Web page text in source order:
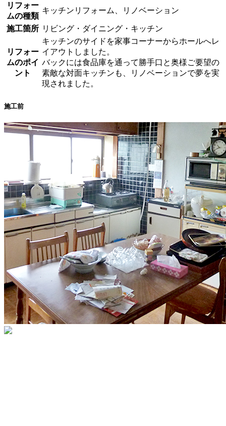
リフォー
ムの種類
キッチンリフォーム、リノベーション
施工箇所 リビング・ダイニング・キッチン
リフォー
ムのポイ
ント
キッチンのサイドを家事コーナーからホールへレ
イアウトしました。
バックには食品庫を通って勝手口と奥様ご要望の
素敵な対面キッチンも、リノベーションで夢を実
現されました。
施工前